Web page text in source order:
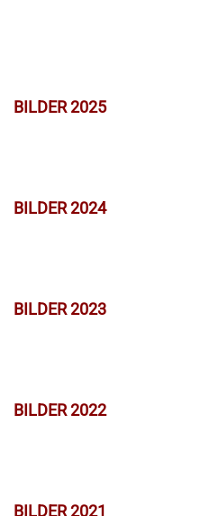
BILDER 2025
BILDER 2024
BILDER 2023
BILDER 2022
BILDER 2021